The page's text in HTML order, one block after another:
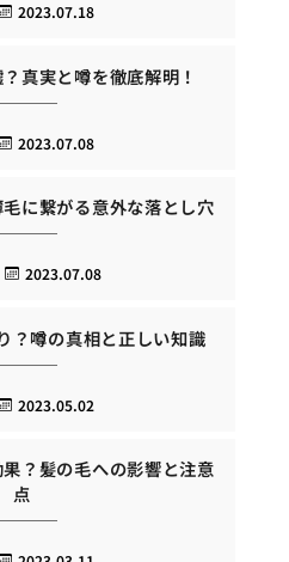
2023.07.18
真実と噂を徹底解明！
2023.07.08
に繋がる意外な落とし穴
2023.07.08
？噂の真相と正しい知識
2023.05.02
？髪の毛への影響と注意
点